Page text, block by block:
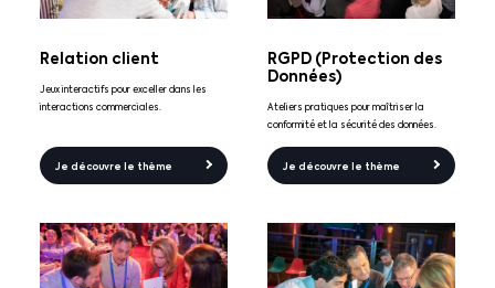
Relation client
Jeux interactifs pour exceller dans les
interactions commerciales.
Je découvre le thème
RGPD (Protection des
Données)
Ateliers pratiques pour maîtriser la
conformité et la sécurité des données.
Je découvre le thème